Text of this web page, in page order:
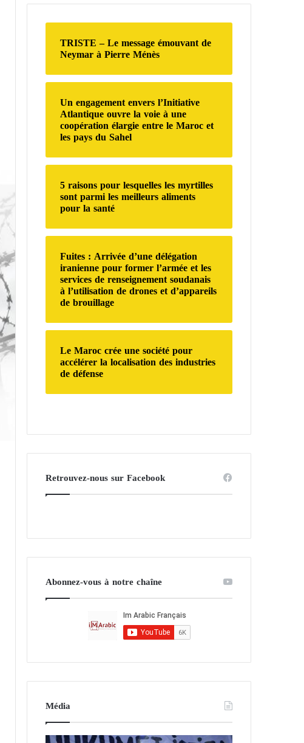
c
h
e
TRISTE – Le message émouvant de
Neymar à Pierre Ménès
Un engagement envers l’Initiative
Atlantique ouvre la voie à une
coopération élargie entre le Maroc et
les pays du Sahel
5 raisons pour lesquelles les myrtilles
sont parmi les meilleurs aliments
pour la santé
Fuites : Arrivée d’une délégation
iranienne pour former l’armée et les
services de renseignement soudanais
à l’utilisation de drones et d’appareils
de brouillage
Le Maroc crée une société pour
accélérer la localisation des industries
de défense
Retrouvez-nous sur Facebook
Abonnez-vous à notre chaîne
Média